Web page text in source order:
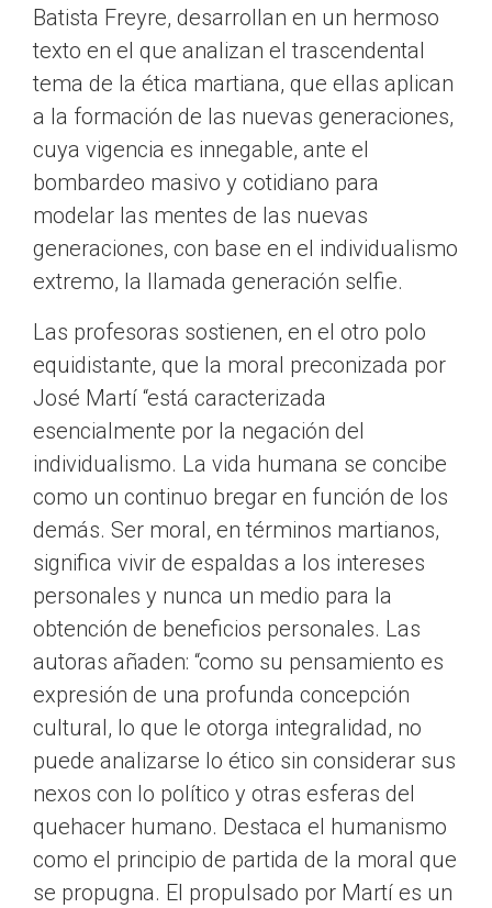
Batista Freyre, desarrollan en un hermoso
texto en el que analizan el trascendental
tema de la ética martiana, que ellas aplican
a la formación de las nuevas generaciones,
cuya vigencia es innegable, ante el
bombardeo masivo y cotidiano para
modelar las mentes de las nuevas
generaciones, con base en el individualismo
extremo, la llamada generación selfie.
Las profesoras sostienen, en el otro polo
equidistante, que la moral preconizada por
José Martí “está caracterizada
esencialmente por la negación del
individualismo. La vida humana se concibe
como un continuo bregar en función de los
demás. Ser moral, en términos martianos,
significa vivir de espaldas a los intereses
personales y nunca un medio para la
obtención de beneficios personales. Las
autoras añaden: “como su pensamiento es
expresión de una profunda concepción
cultural, lo que le otorga integralidad, no
puede analizarse lo ético sin considerar sus
nexos con lo político y otras esferas del
quehacer humano. Destaca el humanismo
como el principio de partida de la moral que
se propugna. El propulsado por Martí es un